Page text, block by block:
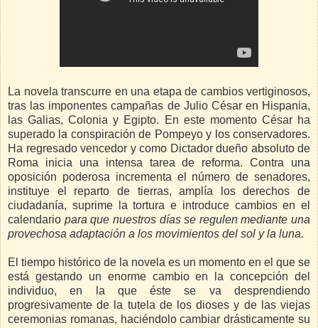
La novela transcurre en una etapa de cambios vertiginosos,
tras las imponentes campañas de Julio César en Hispania,
las Galias, Colonia y Egipto. En este momento César ha
superado la conspiración de Pompeyo y los conservadores.
Ha regresado vencedor y como Dictador dueño absoluto de
Roma inicia una intensa tarea de reforma. Contra una
oposición poderosa incrementa el número de senadores,
instituye el reparto de tierras, amplía los derechos de
ciudadanía, suprime la tortura e introduce cambios en el
calendario para que nuestros días se regulen mediante una
provechosa adaptación a los movimientos del sol y la luna.
El tiempo histórico de la novela es un momento en el que se
está gestando un enorme cambio en la concepción del
individuo, en la que éste se va desprendiendo
progresivamente de la tutela de los dioses y de las viejas
ceremonias romanas, haciéndolo cambiar drásticamente su